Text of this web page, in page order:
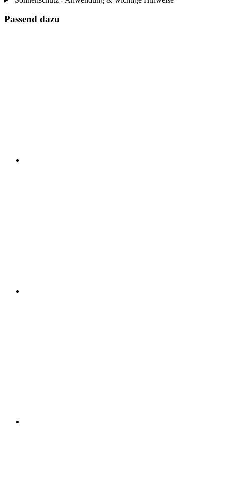
Passend dazu